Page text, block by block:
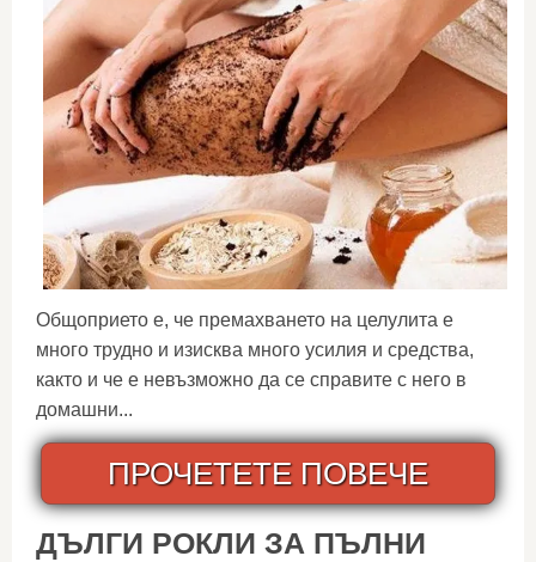
Общоприето е, че премахването на целулита е
много трудно и изисква много усилия и средства,
както и че е невъзможно да се справите с него в
домашни...
ПРОЧЕТЕТЕ ПОВЕЧЕ
ДЪЛГИ РОКЛИ ЗА ПЪЛНИ